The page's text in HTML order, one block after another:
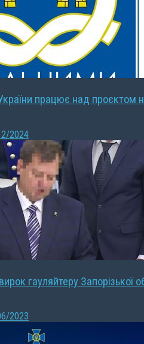
працює над проєктом
2024
гауляйтеру Запорізької
2023